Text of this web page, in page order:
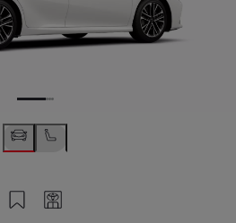
Zapisz na swoim koncie